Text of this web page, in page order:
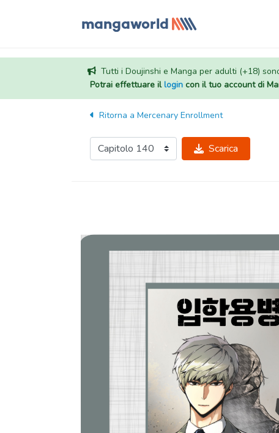
Tutti i Doujinshi e Manga per adulti (+18)
Potrai effettuare illogincon il tuo account di
Ritorna a Mercenary Enrollment
Scarica